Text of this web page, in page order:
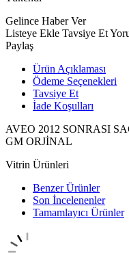
Gelince Haber Ver
Listeye Ekle Tavsiye Et
Paylaş
Ürün Açıklaması
Ödeme Seçenekleri
Tavsiye Et
İade Koşulları
AVEO 2012 SONRASI
GM ORJİNAL
Vitrin Ürünleri
Benzer Ürünler
Son İncelenenler
Tamamlayıcı Ürünler